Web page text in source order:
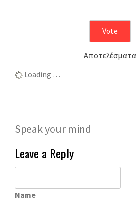
Αποτελέσματα
Loading …
Speak your mind
Leave a Reply
Name